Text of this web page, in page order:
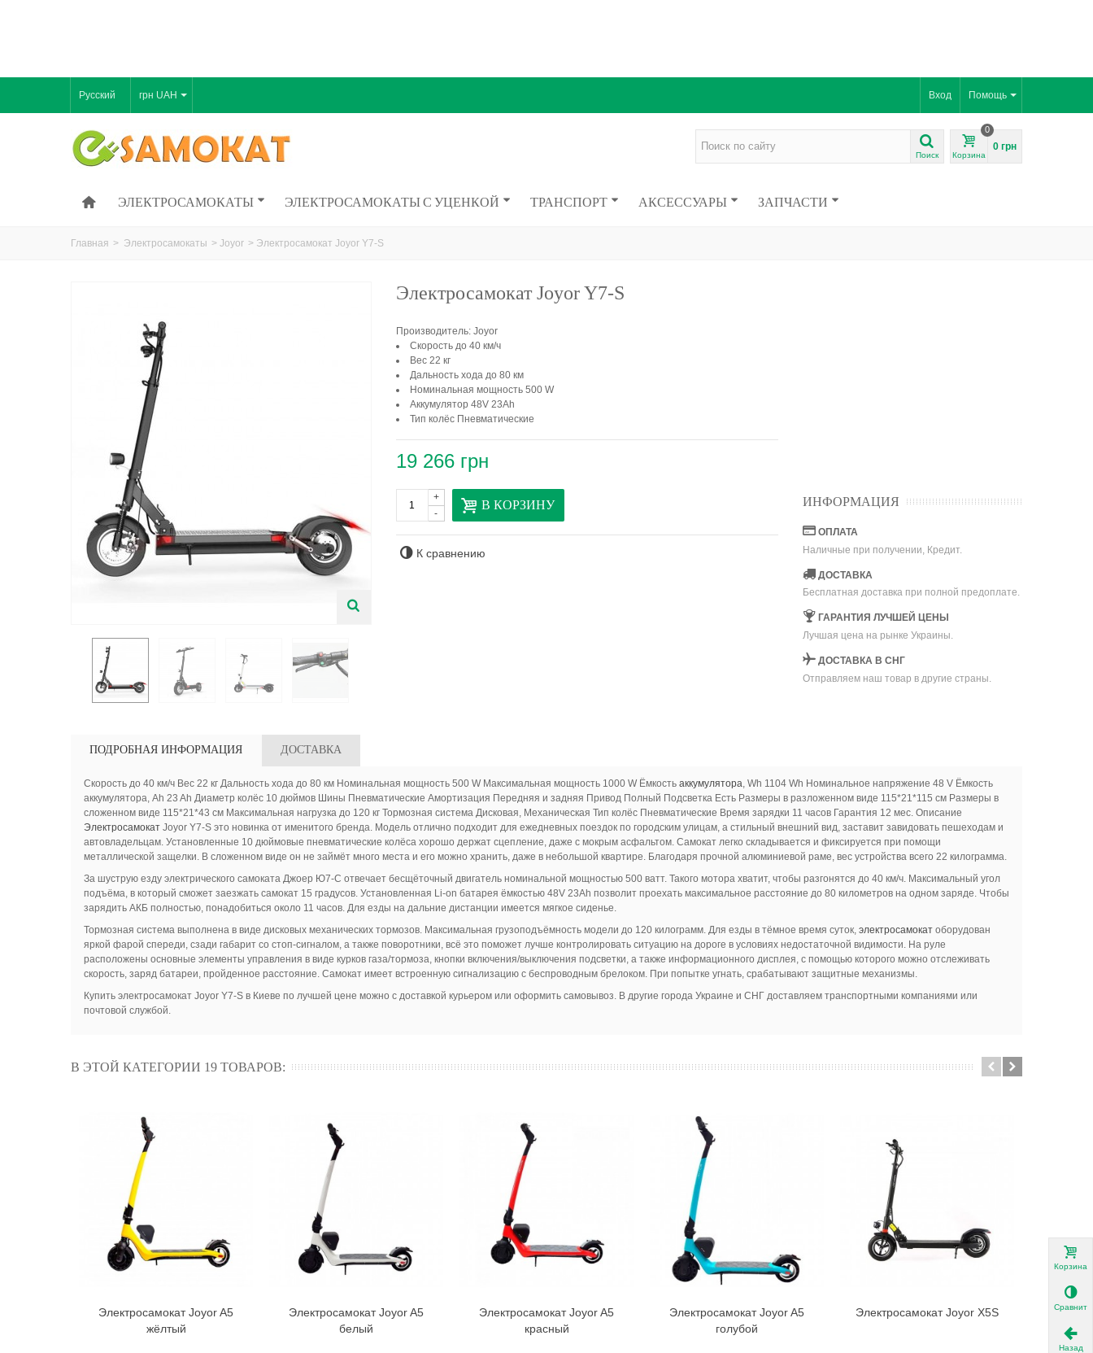
Помощь
Русский Вход
грн UAH
Поиск Корзина
0
0 грн
ЭЛЕКТРОСАМОКАТЫ ЭЛЕКТРОСАМОКАТЫ С УЦЕНКОЙ ТРАНСПОРТ АКСЕССУАРЫ ЗАПЧАСТИ
Главная > Электросамокаты > Joyor > Электросамокат Joyor Y7-S
Электросамокат Joyor Y7-S
Производитель: Joyor
Скорость до 40 км/ч
Вес 22 кг
Дальность хода до 80 км
Номинальная мощность 500 W
Аккумулятор 48V 23Ah
Тип колёс Пневматические
19 266 грн
-
+ В КОРЗИНУ
К сравнению
ИНФОРМАЦИЯ
ОПЛАТА
Наличные при получении, Кредит.
ДОСТАВКА
Бесплатная доставка при полной предоплате.
ГАРАНТИЯ ЛУЧШЕЙ ЦЕНЫ
Лучшая цена на рынке Украины.
ДОСТАВКА В СНГ
Отправляем наш товар в другие страны.
ПОДРОБНАЯ ИНФОРМАЦИЯ ДОСТАВКА
Скорость до 40 км/ч Вес 22 кг Дальность хода до 80 км Номинальная мощность 500 W Максимальная мощность 1000 W Ёмкость аккумулятора, Wh 1104 Wh Номинальное напряжение 48 V Ёмкость
аккумулятора, Ah 23 Ah Диаметр колёс 10 дюймов Шины Пневматические Амортизация Передняя и задняя Привод Полный Подсветка Есть Размеры в разложенном виде 115*21*115 см Размеры в
сложенном виде 115*21*43 см Максимальная нагрузка до 120 кг Тормозная система Дисковая, Механическая Тип колёс Пневматические Время зарядки 11 часов Гарантия 12 мес. Описание
ЭлектросамокатJoyor Y7-S это новинка от именитого бренда. Модель отлично подходит для ежедневных поездок по городским улицам, а стильный внешний вид, заставит завидовать пешеходам и
автовладельцам. Установленные 10 дюймовые пневматические колёса хорошо держат сцепление, даже с мокрым асфальтом. Самокат легко складывается и фиксируется при помощи
металлической защелки. В сложенном виде он не займёт много места и его можно хранить, даже в небольшой квартире. Благодаря прочной алюминиевой раме, вес устройства всего 22 килограмма.
За шуструю езду электрического самоката Джоер Ю7-С отвечает бесщёточный двигатель номинальной мощностью 500 ватт. Такого мотора хватит, чтобы разгонятся до 40 км/ч. Максимальный угол
подъёма, в который сможет заезжать самокат 15 градусов. Установленная Li-on батарея ёмкостью 48V 23Ah позволит проехать максимальное расстояние до 80 километров на одном заряде. Чтобы
зарядить АКБ полностью, понадобиться около 11 часов. Для езды на дальние дистанции имеется мягкое сиденье.
Тормозная система выполнена в виде дисковых механических тормозов. Максимальная грузоподъёмность модели до 120 килограмм. Для езды в тёмное время суток, электросамокатоборудован
яркой фарой спереди, сзади габарит со стоп-сигналом, а также поворотники, всё это поможет лучше контролировать ситуацию на дороге в условиях недостаточной видимости. На руле
расположены основные элементы управления в виде курков газа/тормоза, кнопки включения/выключения подсветки, а также информационного дисплея, с помощью которого можно отслеживать
скорость, заряд батареи, пройденное расстояние. Самокат имеет встроенную сигнализацию с беспроводным брелоком. При попытке угнать, срабатывают защитные механизмы.
Купить электросамокат Joyor Y7-S в Киеве по лучшей цене можно с доставкой курьером или оформить самовывоз. В другие города Украине и СНГ доставляем транспортными компаниями или
почтовой службой.
В ЭТОЙ КАТЕГОРИИ 19 ТОВАРОВ:
В корзину
Электросамокат Joyor A5
жёлтый
В корзину
Электросамокат Joyor A5
белый
В корзину
Электросамокат Joyor A5
красный
В корзину
Электросамокат Joyor A5
голубой
В корзину
Электросамокат Joyor X5S
Корзина
Сравнить
Назад